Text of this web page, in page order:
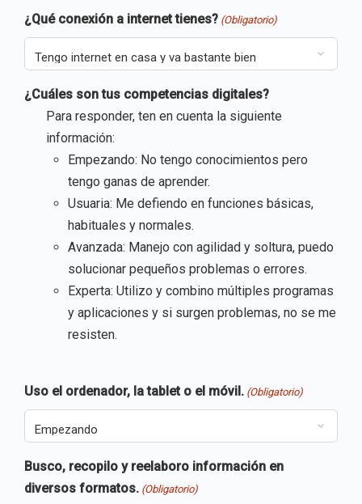
¿Qué conexión a internet tienes? (Obligatorio)
¿Cuáles son tus competencias digitales?
Para responder, ten en cuenta la siguiente
información:
Empezando: No tengo conocimientos pero
tengo ganas de aprender.
Usuaria: Me defiendo en funciones básicas,
habituales y normales.
Avanzada: Manejo con agilidad y soltura, puedo
solucionar pequeños problemas o errores.
Experta: Utilizo y combino múltiples programas
y aplicaciones y si surgen problemas, no se me
resisten.
Uso el ordenador, la tablet o el móvil. (Obligatorio)
Busco, recopilo y reelaboro información en
diversos formatos. (Obligatorio)